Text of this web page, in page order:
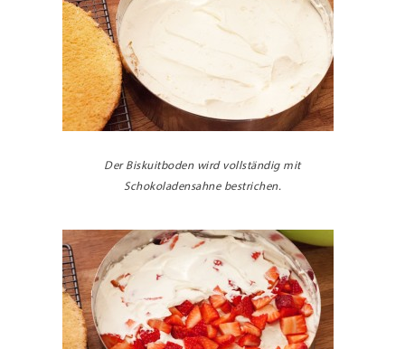
Der Biskuitboden wird vollständig mit
Schokoladensahne bestrichen.